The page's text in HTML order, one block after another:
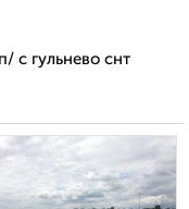
с гульнево снт